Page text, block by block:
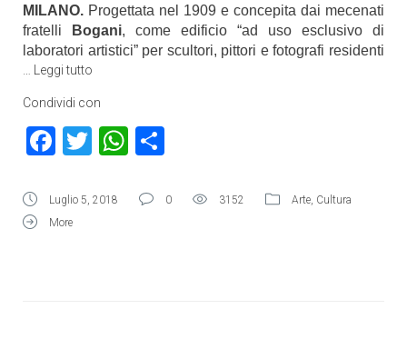
MILANO. Progettata nel 1909 e concepita dai mecenati
fratelli
Bogani, come edificio “ad uso esclusivo di
laboratori artistici” per scultori, pittori e fotografi residenti
Leggi tutto
Condividi con
Facebook
TwitterWhatsApp
Luglio 5, 2018 0 3152 Arte, Cultura
More